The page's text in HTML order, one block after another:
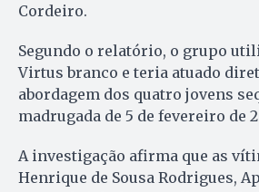
Cordeiro.
Segundo o relatório, o grupo
Virtus branco e teria atuado
abordagem dos quatro jovens
madrugada de 5 de fevereiro de
A investigação afirma que as
Henrique de Sousa Rodrigues,